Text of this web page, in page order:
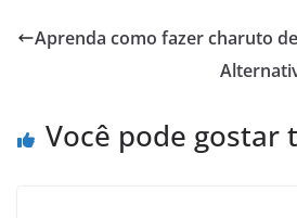
Aprenda‌ ‌como‌ ‌fazer‌ ‌charuto‌
Você pode gostar